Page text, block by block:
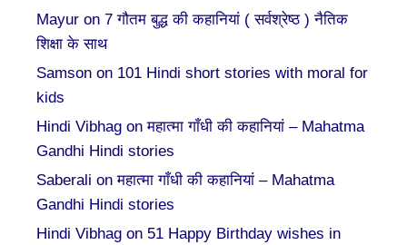
Mayur on 7 गौतम बुद्ध की कहानियां ( सर्वश्रेष्ठ ) नैतिक
शिक्षा के साथ
Samson on 101 Hindi short stories with moral for
kids
Hindi Vibhag onमहात्मा गाँधी की कहानियां – Mahatma
Gandhi Hindi stories
Saberali onमहात्मा गाँधी की कहानियां – Mahatma
Gandhi Hindi stories
Hindi Vibhag on 51 Happy Birthday wishes in